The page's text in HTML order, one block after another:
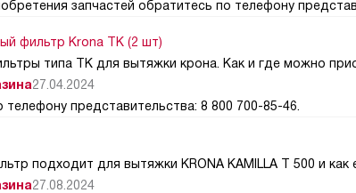
запчастей обратитесь по телефону
фильтр Krona TK (2 шт)
типа ТК для вытяжки крона. Как и где можно
27.04.2024
представительства: 8 800 700-85-46.
подходит для вытяжки KRONA KAMILLA T 500 и как
27.08.2024